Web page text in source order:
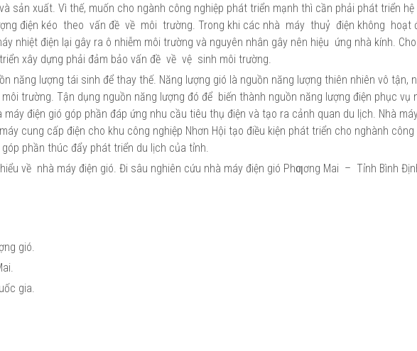
sản xuất. Vì thế, muốn cho ngành công nghiệp phát triển mạnh thì cần phải phát triển
điện kéo theo vấn đề về môi trường. Trong khi các nhà máy thuỷ điện không hoạt
nhiệt điện lại gây ra ô nhiễm môi trường và nguyên nhân gây nên hiệu ứng nhà kính.
xây dựng phải đảm bảo vấn đề về vệ sinh môi trường.
năng lượng tái sinh để thay thế. Năng lượng gió là nguồn năng lượng thiên nhiên vô tận,
trường. Tận dụng nguồn năng lượng đó để biến thành nguồn năng lượng điện phục vụ
điện gió góp phần đáp ứng nhu cầu tiêu thụ điện và tạo ra cảnh quan du lịch. Nhà
cung cấp điện cho khu công nghiệp Nhơn Hội tạo điều kiện phát triển cho nghành công
phần thúc đẩy phát triển du lịch của tỉnh.
về nhà máy điện gió. Đi sâu nghiên cứu nhà máy điện gió Phƣơng Mai – Tỉnh Bình
gió.
gia.